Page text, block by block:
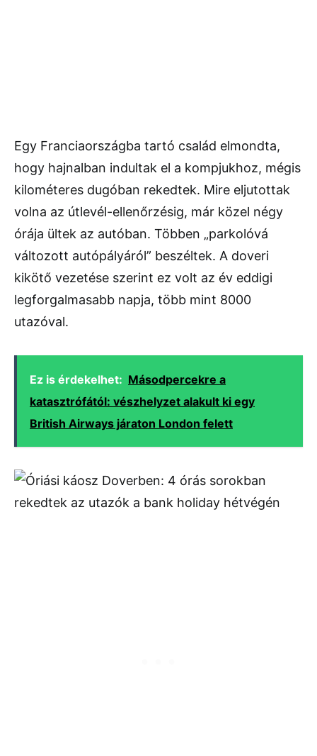
Egy Franciaországba tartó család elmondta,
hogy hajnalban indultak el a kompjukhoz, mégis
kilométeres dugóban rekedtek. Mire eljutottak
volna az útlevél-ellenőrzésig, már közel négy
órája ültek az autóban. Többen „parkolóvá
változott autópályáról” beszéltek. A doveri
kikötő vezetése szerint ez volt az év eddigi
legforgalmasabb napja, több mint 8000
utazóval.
Ez is érdekelhet: Másodpercekre a
katasztrófától: vészhelyzet alakult ki egy
British Airways járaton London felett